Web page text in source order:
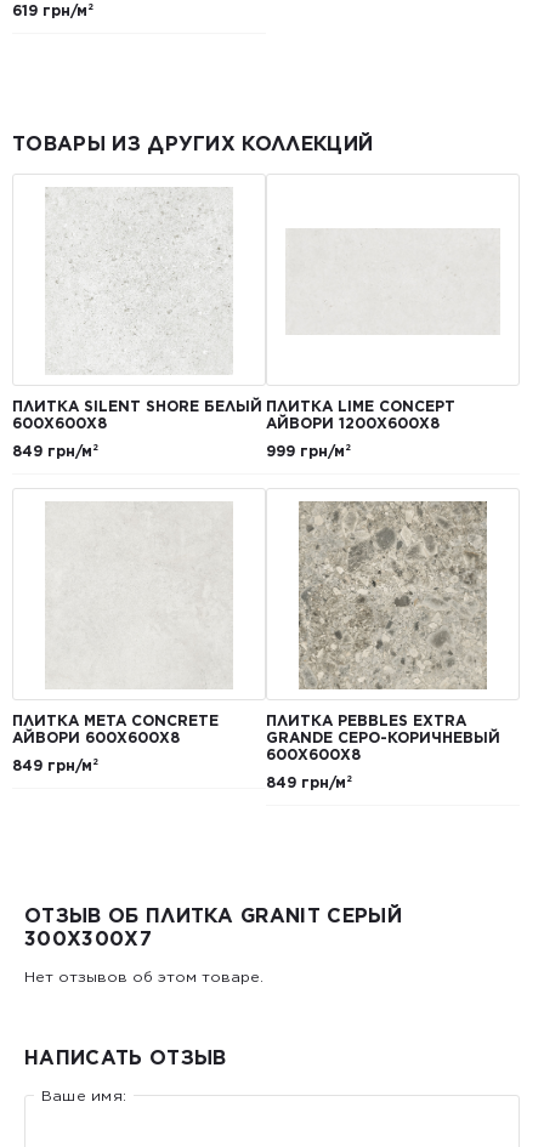
619 грн/м²
ТОВАРЫ ИЗ ДРУГИХ КОЛЛЕКЦИЙ
ПЛИТКА SILENT SHORE БЕЛЫЙ
600Х600Х8
849 грн/м²
ПЛИТКА LIME CONCEPT
АЙВОРИ 1200Х600Х8
999 грн/м²
ПЛИТКА META CONCRETE
АЙВОРИ 600Х600Х8
849 грн/м²
ПЛИТКА PEBBLES EXTRA
GRANDE СЕРО-КОРИЧНЕВЫЙ
600Х600Х8
849 грн/м²
ОТЗЫВ ОБ ПЛИТКА GRANIT СЕРЫЙ
300Х300Х7
Нет отзывов об этом товаре.
НАПИСАТЬ ОТЗЫВ
Ваше имя: